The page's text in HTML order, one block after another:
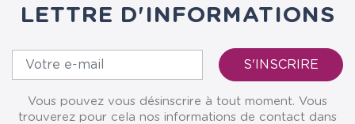
LETTRE D'INFORMATIONS
Vous pouvez vous désinscrire à tout moment. Vous
trouverez pour cela nos informations de contact dans